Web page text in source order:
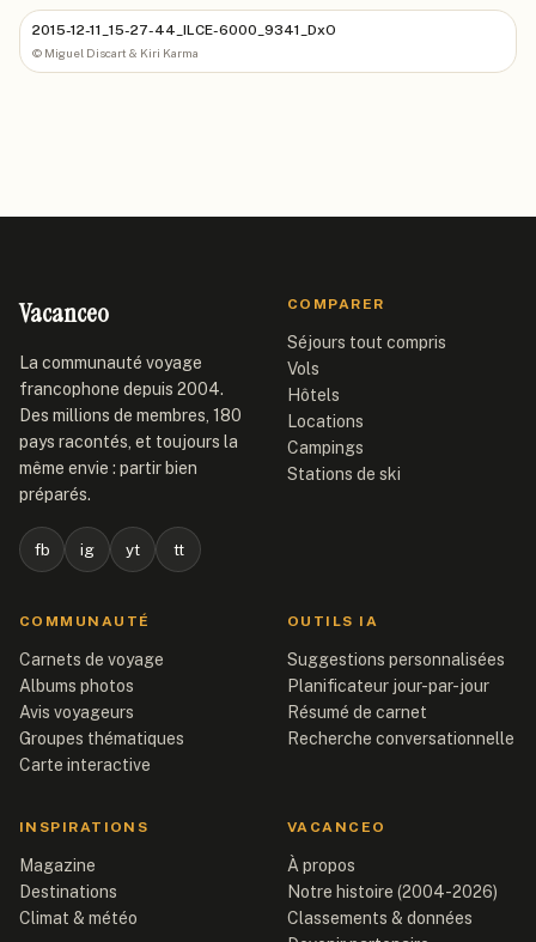
2015-12-11_15-27-44_ILCE-6000_9341_DxO
© Miguel Discart & Kiri Karma
Vacanceo
La communauté voyage
francophone depuis 2004.
Des millions de membres, 180
pays racontés, et toujours la
même envie : partir bien
préparés.
fb ig yt tt
COMPARER
Séjours tout compris
Vols
Hôtels
Locations
Campings
Stations de ski
COMMUNAUTÉ
Carnets de voyage
Albums photos
Avis voyageurs
Groupes thématiques
Carte interactive
OUTILS IA
Suggestions personnalisées
Planificateur jour-par-jour
Résumé de carnet
Recherche conversationnelle
INSPIRATIONS
Magazine
Destinations
Climat & météo
VACANCEO
À propos
Notre histoire (2004-2026)
Classements & données